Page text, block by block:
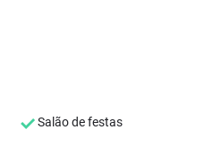
Salão de festas